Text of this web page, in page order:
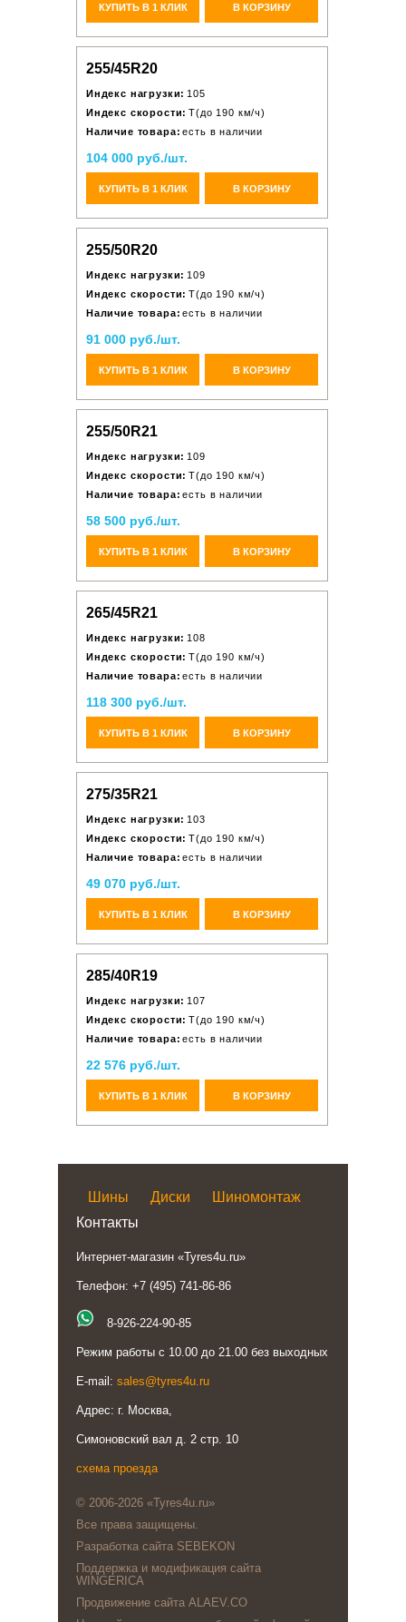
КУПИТЬ В 1 КЛИК В КОРЗИНУ
255/45R20
Индекс нагрузки: 105
Индекс скорости: T(до 190 км/ч)
Наличие товара: есть в наличии
104 000 руб./шт.
КУПИТЬ В 1 КЛИК В КОРЗИНУ
255/50R20
Индекс нагрузки: 109
Индекс скорости: T(до 190 км/ч)
Наличие товара: есть в наличии
91 000 руб./шт.
КУПИТЬ В 1 КЛИК В КОРЗИНУ
255/50R21
Индекс нагрузки: 109
Индекс скорости: T(до 190 км/ч)
Наличие товара: есть в наличии
58 500 руб./шт.
КУПИТЬ В 1 КЛИК В КОРЗИНУ
265/45R21
Индекс нагрузки: 108
Индекс скорости: T(до 190 км/ч)
Наличие товара: есть в наличии
118 300 руб./шт.
КУПИТЬ В 1 КЛИК В КОРЗИНУ
275/35R21
Индекс нагрузки: 103
Индекс скорости: T(до 190 км/ч)
Наличие товара: есть в наличии
49 070 руб./шт.
КУПИТЬ В 1 КЛИК В КОРЗИНУ
285/40R19
Индекс нагрузки: 107
Индекс скорости: T(до 190 км/ч)
Наличие товара: есть в наличии
22 576 руб./шт.
КУПИТЬ В 1 КЛИК В КОРЗИНУ
Шины Диски
Шиномонтаж
Контакты
Интернет-магазин «Tyres4u.ru»
Телефон: +7 (495) 741-86-86
8-926-224-90-85
Режим работы с 10.00 до 21.00 без выходных
E-mail: sales@tyres4u.ru
Адрес: г. Москва,
Симоновский вал д. 2 стр. 10
схема проезда
© 2006-2026 «Tyres4u.ru»
Все права защищены.
Разработка сайта SEBEKON
Поддержка и модификация сайта
WINGERICA
Продвижение сайта ALAEV.CO